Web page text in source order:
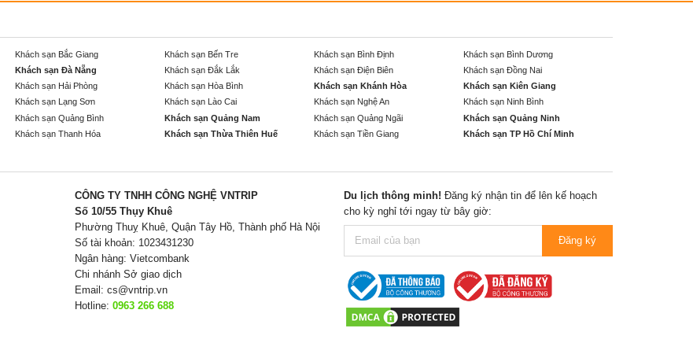
Khách sạn Bắc Giang Khách sạn Bến Tre Khách sạn Bình Định
Khách sạn Bình Dương
Khách sạn Đà Nẵng Khách sạn Đắk Lắk Khách sạn Điện Biên
Khách sạn Đồng Nai
Khách sạn Hải Phòng Khách sạn Hòa Bình Khách sạn Khánh Hòa
Khách sạn Kiên Giang
Khách sạn Lạng Sơn Khách sạn Lào Cai Khách sạn Nghệ An
Khách sạn Ninh Bình
Khách sạn Quảng Bình Khách sạn Quảng Nam Khách sạn Quảng Ngãi
Khách sạn Quảng Ninh
Khách sạn Thanh Hóa Khách sạn Thừa Thiên Huế Khách sạn Tiền Giang
Khách sạn TP Hồ Chí Minh
CÔNG TY TNHH CÔNG NGHỆ VNTRIP
Số 10/55 Thụy Khuê
Phường Thuỵ Khuê, Quận Tây Hồ, Thành phố Hà Nội
Số tài khoản: 1023431230
Ngân hàng: Vietcombank
Chi nhánh Sở giao dịch
Email: cs@vntrip.vn
Hotline: 0963 266 688
Du lịch thông minh! Đăng ký nhận tin để lên kế hoạch
cho kỳ nghỉ tới ngay từ bây giờ:
Đăng ký